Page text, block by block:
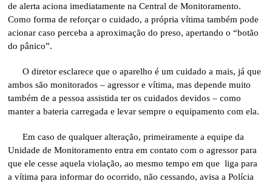
de alerta aciona imediatamente na Central de Monitoramento.
Como forma de reforçar o cuidado, a própria vítima também pode
acionar caso perceba a aproximação do preso, apertando o “botão
do pânico”.
O diretor esclarece que o aparelho é um cuidado a mais, já que
ambos são monitorados – agressor e vítima, mas depende muito
também de a pessoa assistida ter os cuidados devidos – como
manter a bateria carregada e levar sempre o equipamento com ela.
Em caso de qualquer alteração, primeiramente a equipe da
Unidade de Monitoramento entra em contato com o agressor para
que ele cesse aquela violação, ao mesmo tempo em que liga para
a vítima para informar do ocorrido, não cessando, avisa a Polícia